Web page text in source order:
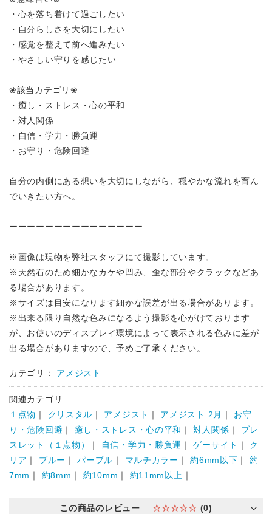
・心を落ち着けて過ごしたい
・自分らしさを大切にしたい
・感覚を整えて前へ進みたい
・やさしい守りを感じたい
❀該当カテゴリ❀
・癒し・ストレス・心の平和
・対人関係
・自信・学力・勝負運
・お守り・危険回避
自分の内側にある想いを大切にしながら、穏やかな流れを育ん
でいきたい方へ。
ーーーーーーーーーーーーーーー
※画像は現物を弊社スタッフにて撮影しています。
※天然石のため細かなカケや凹み、歪な部分やクラックなどあ
る場合があります。
※サイズは目安になります細かな誤差が出る場合があります。
※出来る限り自然な色みになるよう撮影を心がけております
が、お使いのディスプレイ環境によって表示される色みに差が
出る場合がありますので、予めご了承ください。
カテゴリ： アメジスト
関連カテゴリ
１点物 ｜ クリスタル ｜ アメジスト ｜ アメジスト 2月 ｜ お守
り・危険回避 ｜ 癒し・ストレス・心の平和 ｜対人関係 ｜ ブレ
スレット（１点物）
｜ 自信・学力・勝負運 ｜ゲーサイト ｜ ク
リア ｜ ブルー ｜パープル ｜ マルチカラー ｜約6mm以下 ｜ 約
7mm ｜ 約8mm ｜ 約10mm ｜ 約11mm以上 ｜
この商品のレビュー ☆☆☆☆☆ (0)